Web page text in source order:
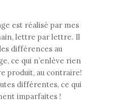
est réalisé par mes
lettre par lettre. Il
différences au
ce qui n’enlève rien
produit, au contraire!
différentes, ce qui
imparfaites !